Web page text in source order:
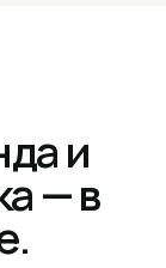
и
— в